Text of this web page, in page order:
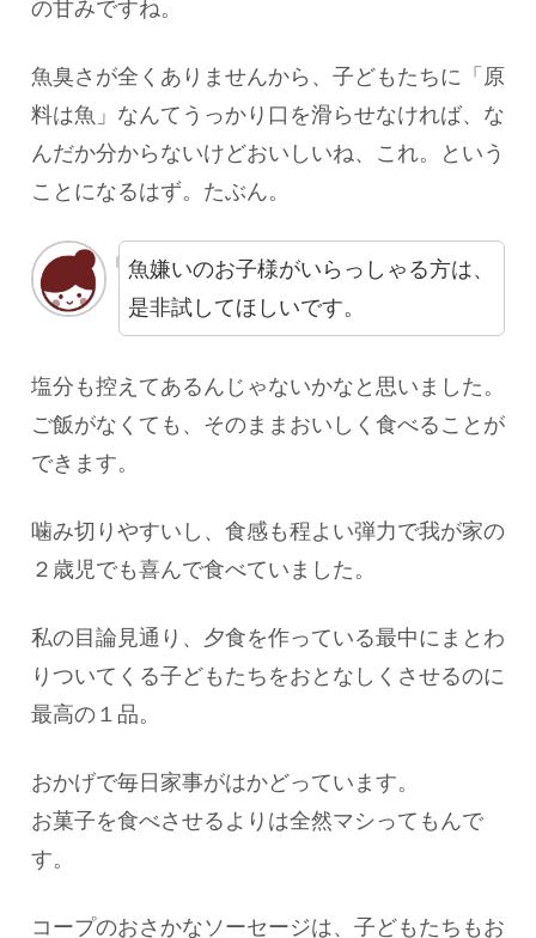
の甘みですね。
魚臭さが全くありませんから、子どもたちに「原
料は魚」なんてうっかり口を滑らせなければ、な
んだか分からないけどおいしいね、これ。という
ことになるはず。たぶん。
魚嫌いのお子様がいらっしゃる方は、
是非試してほしいです。
塩分も控えてあるんじゃないかなと思いました。
ご飯がなくても、そのままおいしく食べることが
できます。
噛み切りやすいし、食感も程よい弾力で我が家の
２歳児でも喜んで食べていました。
私の目論見通り、夕食を作っている最中にまとわ
りついてくる子どもたちをおとなしくさせるのに
最高の１品。
おかげで毎日家事がはかどっています。
お菓子を食べさせるよりは全然マシってもんで
す。
コープのおさかなソーセージは、子どもたちもお